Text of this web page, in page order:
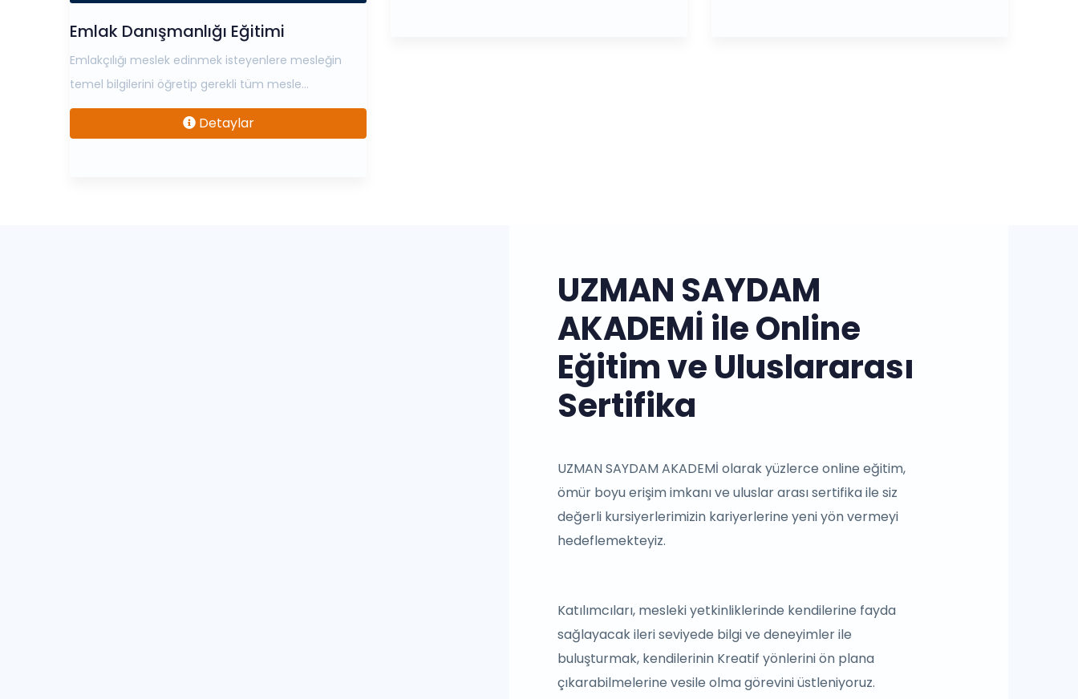
Emlak Danışmanlığı Eğitimi
Emlakçılığı meslek edinmek isteyenlere mesleğin
temel bilgilerini öğretip gerekli tüm mesle...
Detaylar
UZMAN SAYDAM
AKADEMİ ile Online
Eğitim ve Uluslararası
Sertifika
UZMAN SAYDAM AKADEMİ olarak yüzlerce online eğitim,
ömür boyu erişim imkanı ve uluslar arası sertifika ile siz
değerli kursiyerlerimizin kariyerlerine yeni yön vermeyi
hedeflemekteyiz.
Katılımcıları, mesleki yetkinliklerinde kendilerine fayda
sağlayacak ileri seviyede bilgi ve deneyimler ile
buluşturmak, kendilerinin Kreatif yönlerini ön plana
çıkarabilmelerine vesile olma görevini üstleniyoruz.